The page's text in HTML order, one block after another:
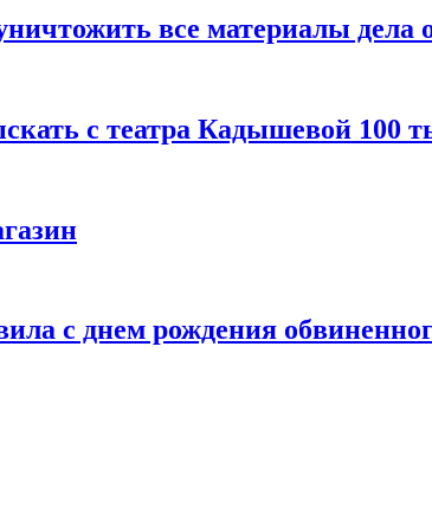
все материалы дела
с театра Кадышевой 100
с днем рождения